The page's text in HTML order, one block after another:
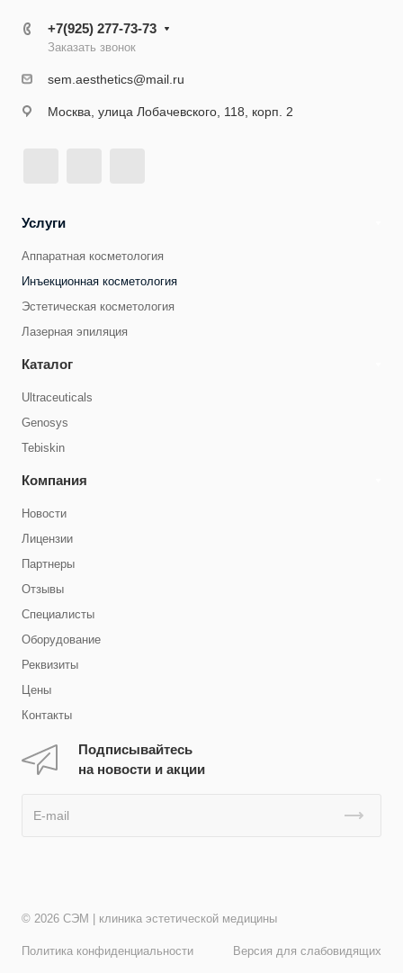
+7(925) 277-73-73
Заказать звонок
sem.aesthetics@mail.ru
Москва, улица Лобачевского, 118, корп. 2
Услуги
Аппаратная косметология
Инъекционная косметология
Эстетическая косметология
Лазерная эпиляция
Каталог
Ultraceuticals
Genosys
Tebiskin
Компания
Новости
Лицензии
Партнеры
Отзывы
Специалисты
Оборудование
Реквизиты
Цены
Контакты
Подписывайтесь
на новости и акции
© 2026 СЭМ | клиника эстетической медицины
Политика конфиденциальности Версия для слабовидящих